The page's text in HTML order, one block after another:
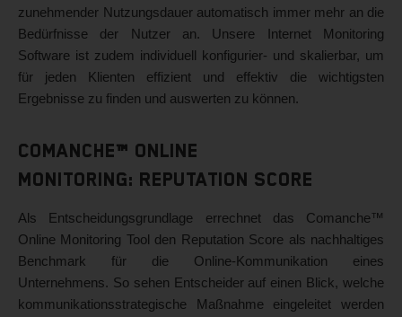
zunehmender Nutzungsdauer automatisch immer mehr an die
Bedürfnisse der Nutzer an. Unsere Internet Monitoring
Software ist zudem individuell konfigurier- und skalierbar, um
für jeden Klienten effizient und effektiv die wichtigsten
Ergebnisse zu finden und auswerten zu können.
Comanche™ Online
Monitoring: Reputation Score
Als Entscheidungsgrundlage errechnet das Comanche™
Online Monitoring Tool den Reputation Score als nachhaltiges
Benchmark für die Online-Kommunikation eines
Unternehmens. So sehen Entscheider auf einen Blick, welche
kommunikationsstrategische Maßnahme eingeleitet werden